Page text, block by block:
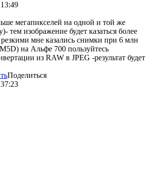
мегапикселей на одной и той же
тем изображение будет казаться более
мне казались снимки при 6 млн
на Альфе 700 пользуйтесь
из RAW в JPEG -результат будет
Поделиться